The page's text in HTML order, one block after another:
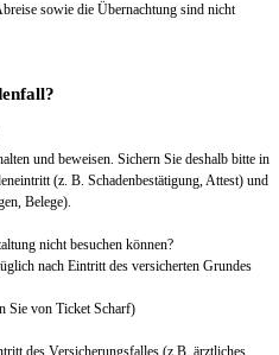
sowie die Übernachtung sind nicht
und beweisen. Sichern Sie deshalb bitte in
(z. B. Schadenbestätigung, Attest) und
Belege).
nicht besuchen können?
nach Eintritt des versicherten Grundes
Sie von Ticket Scharf)
des Versicherungsfalles (z.B. ärztliches